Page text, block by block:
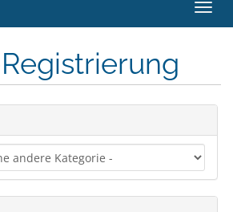
ein-/